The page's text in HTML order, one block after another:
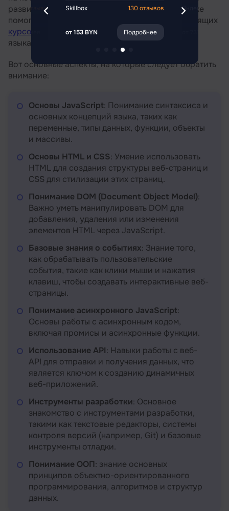
развивать профессиональные навыки. Они также
помогут вам ориентироваться в выборе подходящих
курсов JavaScriptи самостоятельном изучении
языка.
Вот основные аспекты, на которые следует обратить
внимание:
Основы JavaScript: Понимание синтаксиса и
основных концепций языка, таких как
переменные, типы данных, функции, объекты
и массивы.
Основы HTML и CSS: Умение использовать
HTML для создания структуры веб-страниц и
CSS для стилизации этих страниц.
Понимание DOM (Document Object Model):
Важно уметь манипулировать DOM для
добавления, удаления или изменения
элементов HTML через JavaScript.
Базовые знания о событиях: Знание того,
как обрабатывать пользовательские
события, такие как клики мыши и нажатия
клавиш, чтобы создавать интерактивные веб-
страницы.
Понимание асинхронного JavaScript:
Основы работы с асинхронным кодом,
включая промисы и асинхронные функции.
Использование API: Навыки работы с веб-
API для отправки и получения данных, что
является ключом к созданию динамичных
веб-приложений.
Инструменты разработки: Основное
знакомство с инструментами разработки,
такими как текстовые редакторы, системы
контроля версий (например, Git) и базовые
инструменты отладки.
Понимание ООП: знание основных
принципов объектно-ориентированного
программирования, алгоритмов и структур
данных.
42 отзыва
Подробнее
Skillbox 130 отзывов
от 153 BYN Подробнее
Яндекс